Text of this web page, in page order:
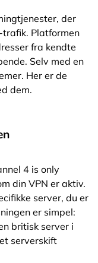
der
Platformen
fra kendte
Selv med en
Her er de
dem.
4 is only
din VPN er aktiv.
server, du er
er simpel:
britisk server i
serverskift